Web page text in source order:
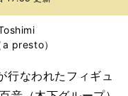
presto）
行なわれたフィギュ